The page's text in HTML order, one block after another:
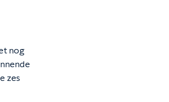
nog
zes